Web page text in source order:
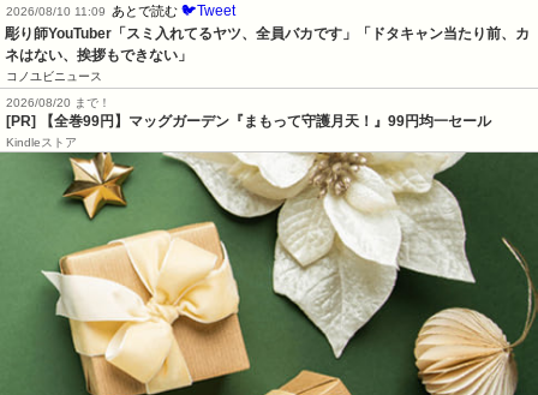
2026/08/10 11:09
あとで読む 🐦Tweet
彫り師YouTuber「スミ入れてるヤツ、全員バカです」「ドタキャン当たり前、カ
ネはない、挨拶もできない」
コノユビニュース
2026/08/20 まで！
[PR] 【全巻99円】マッグガーデン『まもって守護月天！』99円均一セール
Kindleストア